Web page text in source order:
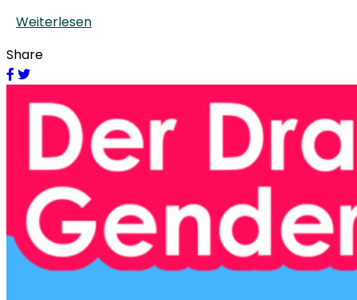
Weiterlesen
Share